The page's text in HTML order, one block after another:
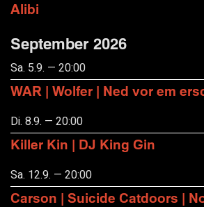
Alibi
September 2026
Sa. 5.9. — 20:00
WAR | Wolfer | Ned vor em
Di. 8.9. — 20:00
Killer Kin | DJ King Gin
Sa. 12.9. — 20:00
Carson | Suicide Catdoors |